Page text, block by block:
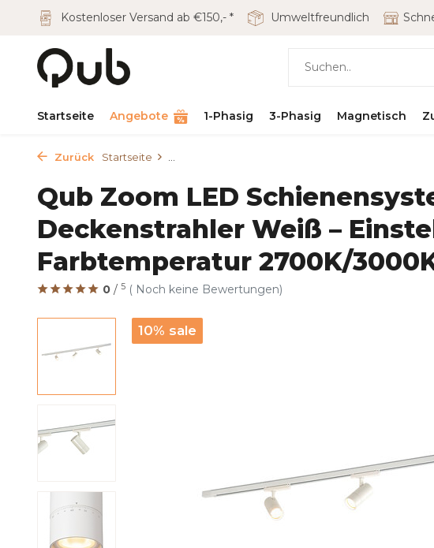
Kostenloser Versand ab €150,- * Umweltfreundlich
Startseite Angebote 1-Phasig 3-Phasig Magnetisch
Zurück Startseite
Qub Zoom LED
Deckenstrahler Weiß –
Farbtemperatur 2700K/
0 / 5 ( Noch keine Bewertungen)
10% sale